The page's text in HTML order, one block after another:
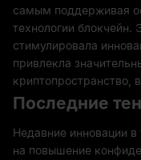
самым поддерживая
технологии блокчейн.
стимулировала
привлекла
Последние
Недавние инновации в
на повышение